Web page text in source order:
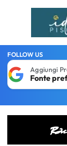
FOLLOW US
Aggiungi
Fonte